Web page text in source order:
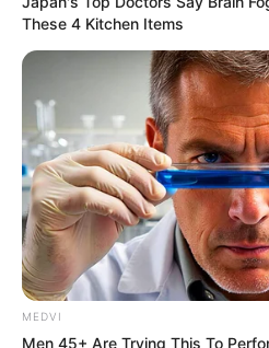
How Does "Darkest
Secrets That No One
BRAINBERRIES